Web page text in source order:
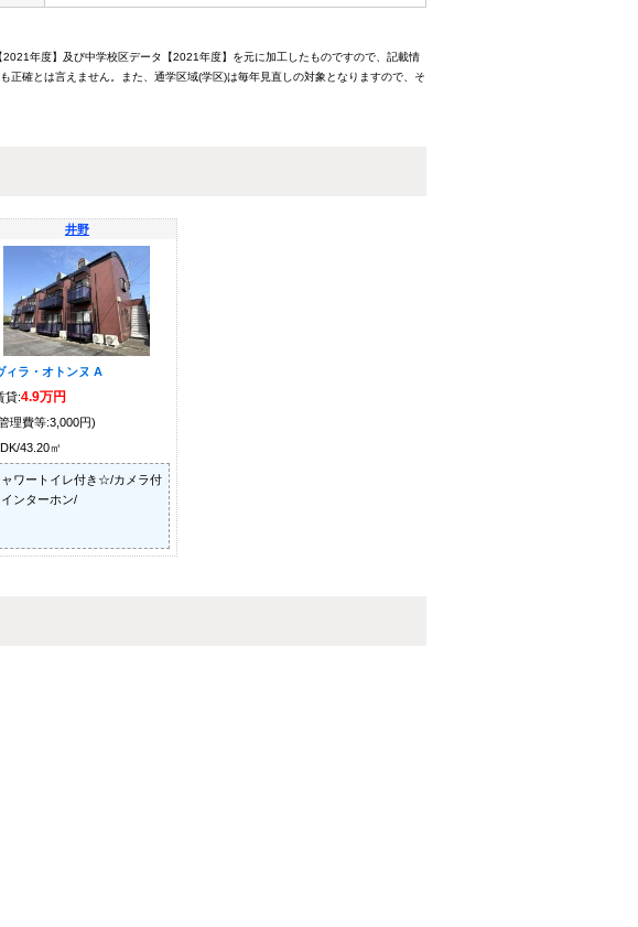
年度】及び中学校区データ【2021年度】を元に加工したものですので、記載情
確とは言えません。また、通学区域(学区)は毎年見直しの対象となりますので、そ
井野
ィラ・オトンヌ A
貸:4.9万円
理費等:3,000円)
43.20㎡
ャワートイレ付き☆/カメラ付
インターホン/